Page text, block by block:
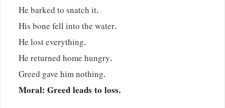
He barked to snatch it.
His bone fell into the water.
He lost everything.
He returned home hungry.
Greed gave him nothing.
Moral: Greed leads to loss.